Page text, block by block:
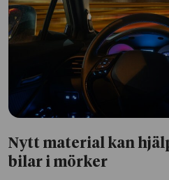
Nytt material kan
bilar i mörker